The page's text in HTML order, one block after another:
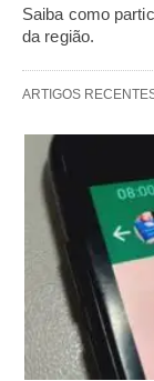
Saiba como
da região.
ARTIGOS